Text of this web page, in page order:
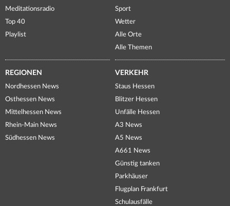
Meditationsradio
Top 40
Playlist
Sport
Wetter
Alle Orte
Alle Themen
REGIONEN
Nordhessen News
Osthessen News
Mittelhessen News
Rhein-Main News
Südhessen News
VERKEHR
Staus Hessen
Blitzer Hessen
Unfälle Hessen
A3 News
A5 News
A661 News
Günstig tanken
Parkhäuser
Flugplan Frankfurt
Schulausfälle